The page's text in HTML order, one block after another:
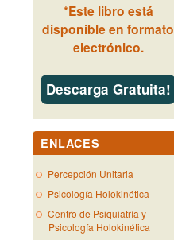
*Este libro está
disponible en formato
electrónico.
Descarga Gratuita!
ENLACES
Percepción Unitaria
Psicología Holokinética
Centro de Psiquiatría y
Psicología Holokinética